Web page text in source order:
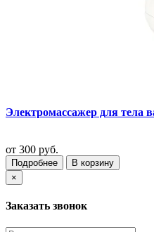
Электромассажер для тела
от 300 руб.
Подробнее
В корзину
×
Заказать звонок